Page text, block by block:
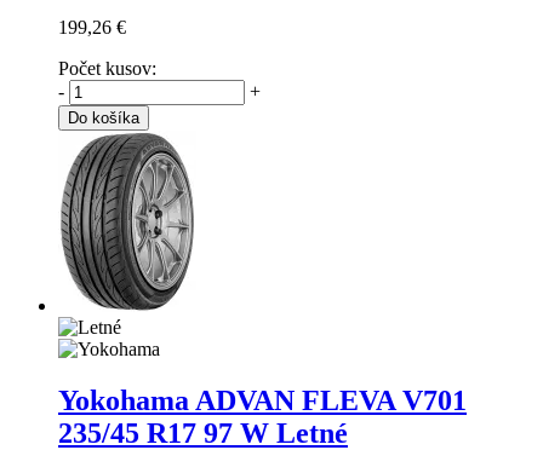
199,26 €
Počet kusov:
-
+
Do košíka
Yokohama ADVAN FLEVA V701
235/45 R17 97 W Letné